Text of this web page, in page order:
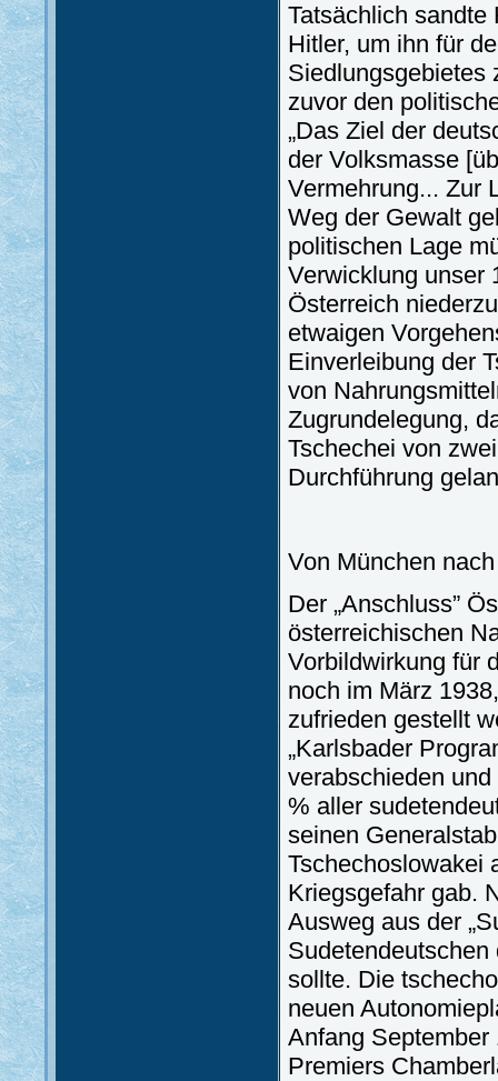
Tatsächlich sandte
Hitler, um ihn für
Siedlungsgebietes
zuvor den
„Das Ziel der
der Volksmasse
Vermehrung... Zur
Weg der Gewalt
politischen Lage
Verwicklung unser
Österreich
etwaigen
Einverleibung der
von
Zugrundelegung,
Tschechei von
Durchführung
Von München
Der „Anschluss”
österreichischen
Vorbildwirkung für
noch im März
zufrieden gestellt
„Karlsbader
verabschieden
% aller
seinen
Tschechoslowakei
Kriegsgefahr gab.
Ausweg aus der
sollte. Die
neuen
Anfang
Premiers